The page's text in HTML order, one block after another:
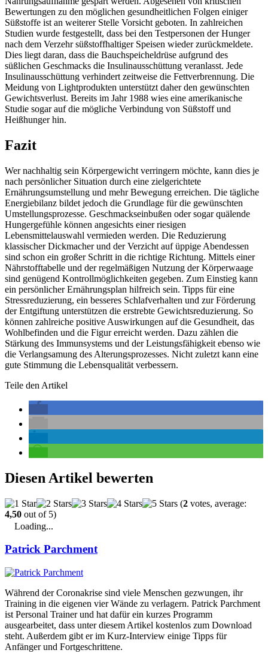
Bewertungen zu den möglichen gesundheitlichen Folgen einiger
Süßstoffe ist an weiterer Stelle Vorsicht geboten. In zahlreichen
Studien wurde festgestellt, dass bei den Testpersonen der Hunger
nach dem Verzehr süßstoffhaltiger Speisen wieder zurückmeldete.
Dies liegt daran, dass die Bauchspeicheldrüse aufgrund des
süßlichen Geschmacks die Insulinausschüttung veranlasst. Jede
Insulinausschüttung verhindert zeitweise die Fettverbrennung. Die
Meidung von Lightprodukten unterstützt daher den gewünschten
Gewichtsverlust. Bereits im Jahr 1988 wies eine amerikanische
Studie sogar auf die mögliche Verbindung von Süßstoff und
Heißhunger hin.
Fazit
Wer nachhaltig sein Körpergewicht verringern möchte, kann dies je
nach persönlicher Situation durch eine zielgerichtete
Ernährungsumstellung und mehr Bewegung erreichen. Die tägliche
Energiebilanz bildet jedoch die Grundlage für die gewünschten
Umstellungsprozesse. Geschmackseinbußen oder sogar quälende
Hungergefühle können angesichts einer riesigen
Lebensmittelauswahl vermieden werden. Die Reduzierung
klassischer Dickmacher und der Verzicht auf üppige Abendessen
sind schon ein großer Schritt in die richtige Richtung. Mittels einer
Nährstofftabelle und der regelmäßigen Nutzung der Körperwaage
sind genügend Kontrollmöglichkeiten gegeben. Zum Einstieg kann
ein persönlicher Ernährungsplan hilfreich sein. Tipps für eine
Stressreduzierung, ein besseres Schlafverhalten und zur Förderung
der Entgiftung unterstützen die erstrebte Gewichtsreduzierung. So
können zahlreiche positive Auswirkungen auf die Gesundheit, das
Wohlbefinden und die Figur erreicht werden. Dazu zählen die
Stärkung des Immunsystems und der Leistungsfähigkeit ebenso wie
die Verlangsamung des Alterungsprozesses. Nicht zuletzt kann eine
gute Stimmung die Lebensqualität verbessern.
Teile den Artikel
Diesen Artikel bewerten
(2 votes, average:
4,50 out of 5)
Loading...
Patrick Parchment
Während der Coronakrise sind viele Menschen gezwungen, ihr
Training in die eigenen vier Wände zu verlagern. Patrick Parchment
ist Personal Trainer und hat dafür ein kurzes Programm
ausgearbeitet, dass unter diesem Artikel kostenlos zum Download
steht. Außerdem gibt er im Kurz-Interview einige Tipps für
Anfänger und Fortgeschrittene.